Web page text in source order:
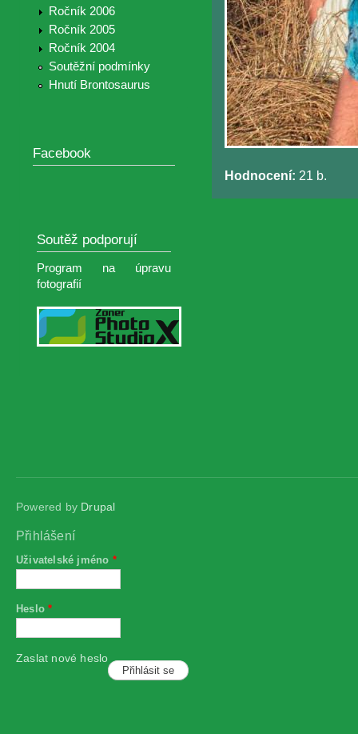
Ročník 2006
Ročník 2005
Ročník 2004
Soutěžní podmínky
Hnutí Brontosaurus
Facebook
Soutěž podporují
Program na úpravu
fotografií
Hodnocení: 21 b.
Powered by Drupal
Přihlášení
Uživatelské jméno *
Heslo*
Zaslat nové heslo